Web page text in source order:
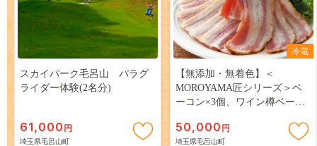
スカイパーク毛呂山 パラグ
ライダー体験(2名分)
61,000 円
埼玉県毛呂山町
冷蔵
【無添加・無着色】＜
MOROYAMA匠シリーズ＞ベ
ーコン×3個、ワイン樽ベーコ
50,000 円
埼玉県毛呂山町